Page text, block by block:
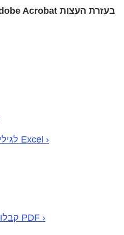
המירו PDF לגיליון אלקטרוני של Excel ›
קבלו מידע נוסף על עריכת קובצי PDF ›